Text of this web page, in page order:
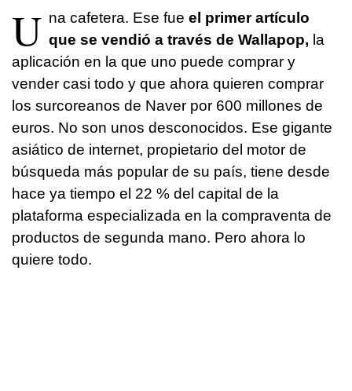
U na cafetera. Ese fue el primer artículo
que se vendió a través de Wallapop, la
aplicación en la que uno puede comprar y
vender casi todo y que ahora quieren comprar
los surcoreanos de Naver por 600 millones de
euros. No son unos desconocidos. Ese gigante
asiático de internet, propietario del motor de
búsqueda más popular de su país, tiene desde
hace ya tiempo el 22 % del capital de la
plataforma especializada en la compraventa de
productos de segunda mano. Pero ahora lo
quiere todo.